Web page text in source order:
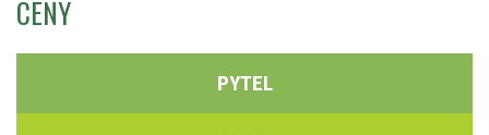
CENY
PYTEL